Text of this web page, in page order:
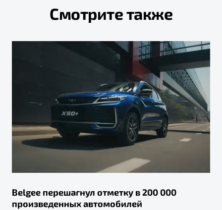
Смотрите также
Belgee перешагнул отметку в 200 000
произведенных автомобилей